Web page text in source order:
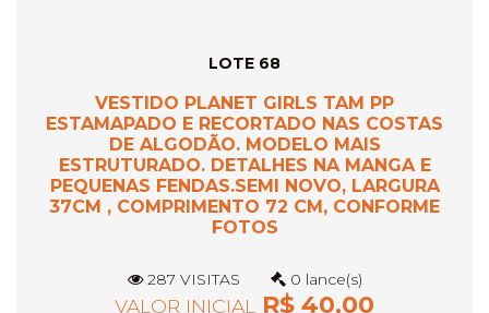
LOTE 68
VESTIDO PLANET GIRLS TAM PP
ESTAMAPADO E RECORTADO NAS COSTAS
DE ALGODÃO. MODELO MAIS
ESTRUTURADO. DETALHES NA MANGA E
PEQUENAS FENDAS.SEMI NOVO, LARGURA
37CM , COMPRIMENTO 72 CM, CONFORME
FOTOS
287 VISITAS 0 lance(s)
VALOR INICIAL
R$ 40,00